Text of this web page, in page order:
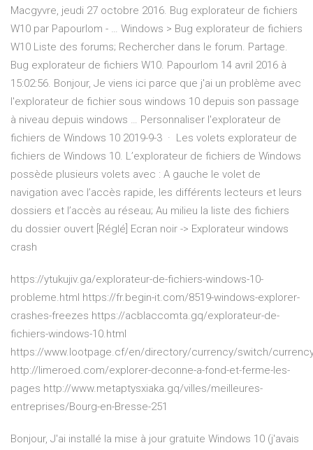
Macgyvre, jeudi 27 octobre 2016. Bug explorateur de fichiers
W10 par Papourlom - … Windows > Bug explorateur de fichiers
W10 Liste des forums; Rechercher dans le forum. Partage.
Bug explorateur de fichiers W10. Papourlom 14 avril 2016 à
15:02:56. Bonjour, Je viens ici parce que j'ai un problème avec
l'explorateur de fichier sous windows 10 depuis son passage
à niveau depuis windows … Personnaliser l'explorateur de
fichiers de Windows 10 2019-9-3 · Les volets explorateur de
fichiers de Windows 10. L’explorateur de fichiers de Windows
possède plusieurs volets avec : A gauche le volet de
navigation avec l’accès rapide, les différents lecteurs et leurs
dossiers et l’accès au réseau; Au milieu la liste des fichiers
du dossier ouvert [Réglé] Ecran noir -> Explorateur windows
crash
https://ytukujiv.ga/explorateur-de-fichiers-windows-10-
probleme.html https://fr.begin-it.com/8519-windows-explorer-
crashes-freezes https://acblaccomta.gq/explorateur-de-
fichiers-windows-10.html
https://www.lootpage.cf/en/directory/currency/switch/currency/
http://limeroed.com/explorer-deconne-a-fond-et-ferme-les-
pages http://www.metaptysxiaka.gq/villes/meilleures-
entreprises/Bourg-en-Bresse-251
Bonjour, J'ai installé la mise à jour gratuite Windows 10 (j'avais